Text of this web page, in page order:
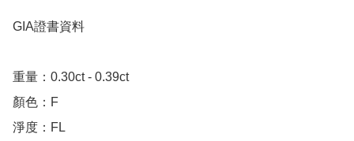
GIA證書資料
重量：0.30ct - 0.39ct
顏色：F
淨度：FL